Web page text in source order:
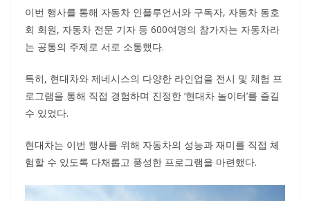
이번 행사를 통해 자동차 인플루언서와 구독자, 자동차 동호
회 회원, 자동차 전문 기자 등 600여명의 참가자는 자동차라
는 공통의 주제로 서로 소통했다.
특히, 현대차와 제네시스의 다양한 라인업을 전시 및 체험 프
로그램을 통해 직접 경험하며 진정한 ‘현대차 놀이터’를 즐길
수 있었다.
현대차는 이번 행사를 위해 자동차의 성능과 재미를 직접 체
험할 수 있도록 다채롭고 풍성한 프로그램을 마련했다.